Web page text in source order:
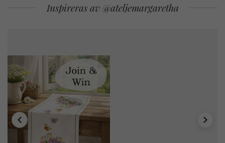
Inspireras av @ateljemargaretha